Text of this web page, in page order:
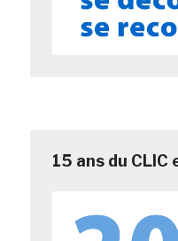
15 ans du CLIC